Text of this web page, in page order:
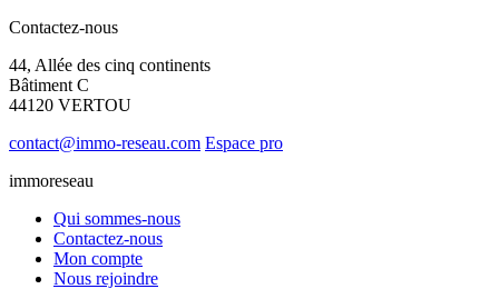
Contactez-nous
44, Allée des cinq continents
Bâtiment C
44120 VERTOU
contact@immo-reseau.com Espace pro
immoreseau
Qui sommes-nous
Contactez-nous
Mon compte
Nous rejoindre